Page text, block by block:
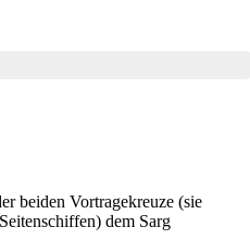
beiden Vortragekreuze (sie
dem Sarg